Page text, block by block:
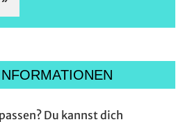
Du kannst dich